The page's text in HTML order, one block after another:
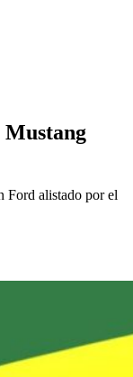
Ford alistado por el